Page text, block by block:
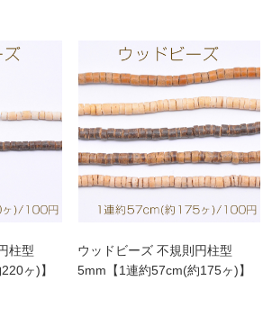
柱型
ヶ)】
ウッドビーズ 不規則円柱型
5mm【1連約57cm(約175ヶ)】